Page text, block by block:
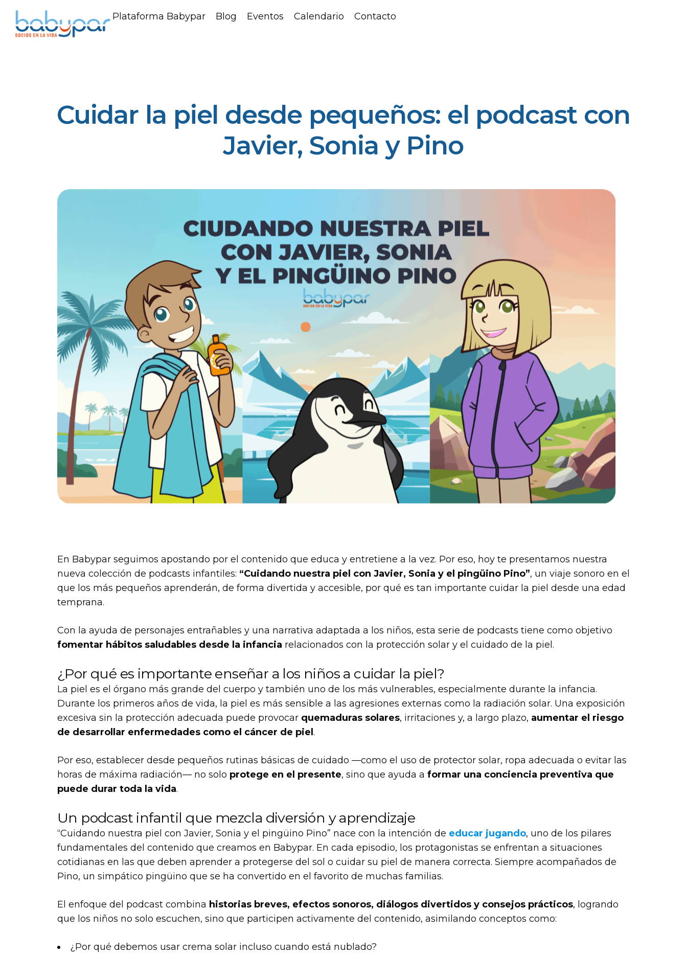
Plataforma Babypar Blog Eventos Calendario Contacto
Cuidar la piel desde pequeños: el podcast con
Javier, Sonia y Pino
En Babypar seguimos apostando por el contenido que educa y entretiene a la vez. Por eso, hoy te presentamos nuestra
nueva colección de podcasts infantiles: “Cuidando nuestra piel con Javier, Sonia y el pingüino Pino”, un viaje sonoro en el
que los más pequeños aprenderán, de forma divertida y accesible, por qué es tan importante cuidar la piel desde una edad
temprana.
Con la ayuda de personajes entrañables y una narrativa adaptada a los niños, esta serie de podcasts tiene como objetivo
fomentar hábitos saludables desde la infancia relacionados con la protección solar y el cuidado de la piel.
¿Por qué es importante enseñar a los niños a cuidar la piel?
La piel es el órgano más grande del cuerpo y también uno de los más vulnerables, especialmente durante la infancia.
Durante los primeros años de vida, la piel es más sensible a las agresiones externas como la radiación solar. Una exposición
excesiva sin la protección adecuada puede provocar quemaduras solares, irritaciones y, a largo plazo, aumentar el riesgo
de desarrollar enfermedades como el cáncer de piel .
Por eso, establecer desde pequeños rutinas básicas de cuidado —como el uso de protector solar, ropa adecuada o evitar las
horas de máxima radiación— no solo protege en el presente, sino que ayuda a formar una conciencia preventiva que
puede durar toda la vida.
Un podcast infantil que mezcla diversión y aprendizaje
“Cuidando nuestra piel con Javier, Sonia y el pingüino Pino” nace con la intención de educar jugando, uno de los pilares
fundamentales del contenido que creamos en Babypar. En cada episodio, los protagonistas se enfrentan a situaciones
cotidianas en las que deben aprender a protegerse del sol o cuidar su piel de manera correcta. Siempre acompañados de
Pino, un simpático pingüino que se ha convertido en el favorito de muchas familias.
El enfoque del podcast combina historias breves, efectos sonoros, diálogos divertidos y consejos prácticos, logrando
que los niños no solo escuchen, sino que participen activamente del contenido, asimilando conceptos como:
¿Por qué debemos usar crema solar incluso cuando está nublado?